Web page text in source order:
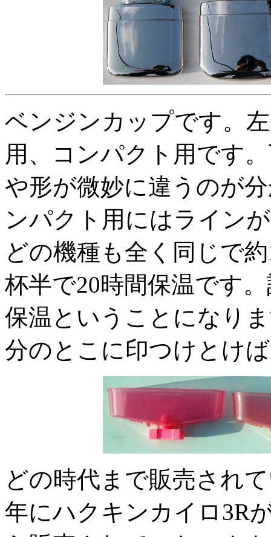
ベンジンカップです。
用、コンパクト用です
や形が微妙に違うのが
ンパクト用にはライン
どの機種も全く同じで
杯半で20時間保温です
保温ということになり
分のとこに印つけとけ
どの時代まで販売され
年にハクキンカイロ3R